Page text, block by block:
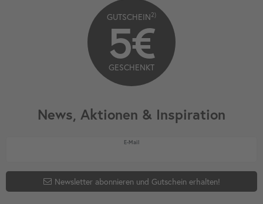
News, Aktionen & Inspiration
E-MailNewsletter Honig
Newsletter abonnieren und Gutschein erhalten!
GUTSCHEIN2)
5€
GESCHENKT